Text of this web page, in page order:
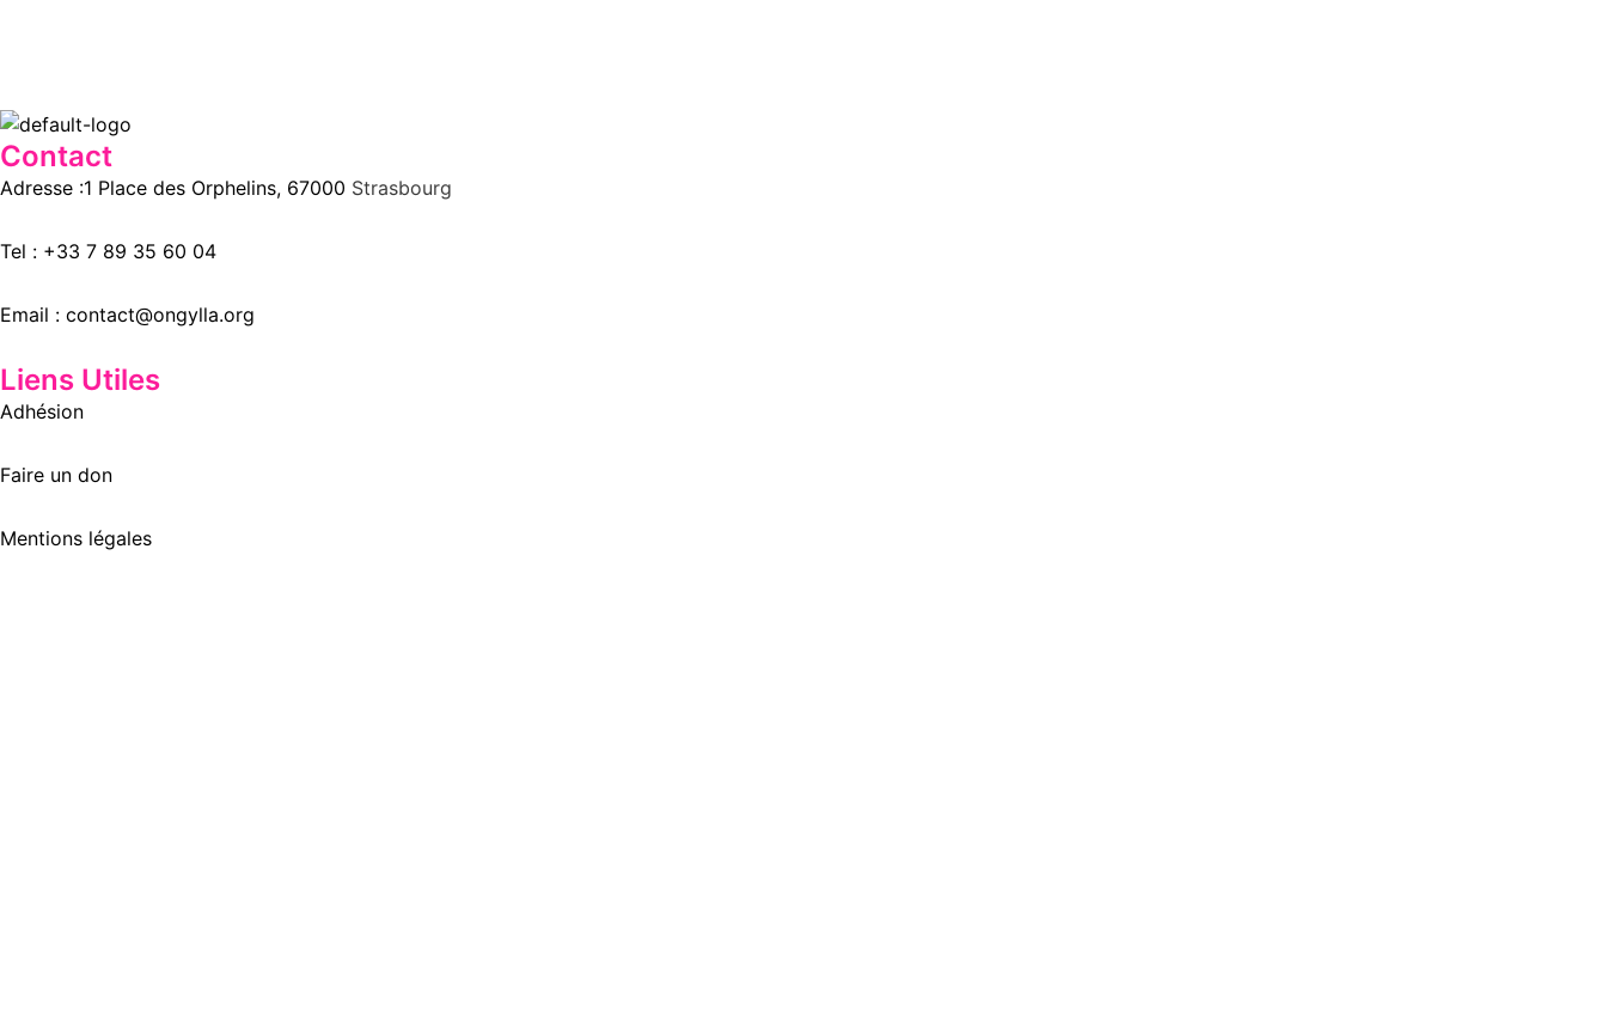
Contact
Adresse :1 Place des Orphelins, 67000 Strasbourg
Tel : +33 7 89 35 60 04
Email : contact@ongylla.org
Liens Utiles
Adhésion
Faire un don
Mentions légales